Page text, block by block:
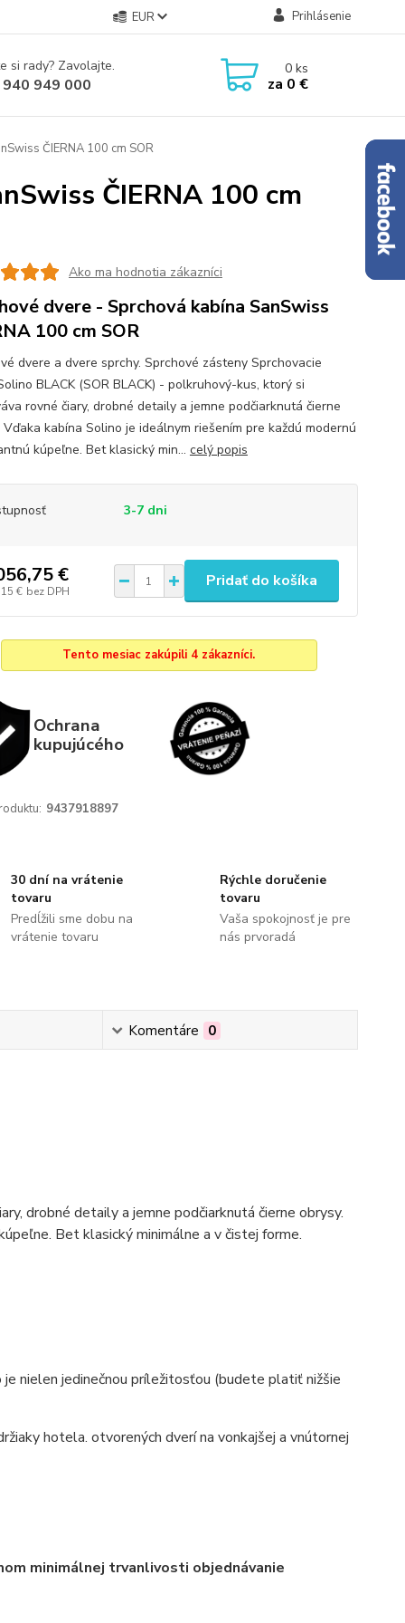
EUR Prihlásenie
si rady? Zavolajte.
949 000
0ks
za 0 €
ČIERNA 100 cm SOR
ČIERNA 100 cm
Ako ma hodnotia zákazníci
dvere - Sprchová kabína SanSwiss
100 cm SOR
dvere a dvere sprchy. Sprchové zásteny Sprchovacie
BLACK (SOR BLACK) - polkruhový-kus, ktorý si
rovné čiary, drobné detaily a jemne podčiarknutá čierne
Vďaka kabína Solino je ideálnym riešením pre každú modernú
kúpeľne. Bet klasický min... celý popis
3-7 dni
€
€ bez DPH
Pridať do košíka
Tento mesiac zakúpili 4 zákazníci.
Ochrana
kupujúcého
9437918897
30 dní na vrátenie
tovaru
Predĺžili sme dobu na
vrátenie tovaru
Rýchle doručenie
tovaru
Vaša spokojnosť je pre
nás prvoradá
Komentáre 0
drobné detaily a jemne podčiarknutá čierne obrysy.
Bet klasický minimálne a v čistej forme.
nielen jedinečnou príležitosťou (budete platiť nižšie
hotela. otvorených dverí na vonkajšej a vnútornej
minimálnej trvanlivosti objednávanie